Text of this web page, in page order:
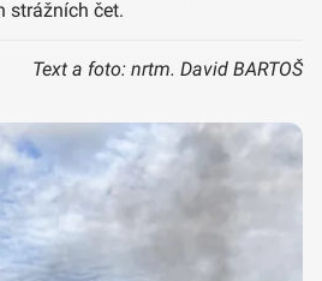
strážních čet.
Text a foto: nrtm. David BARTOŠ